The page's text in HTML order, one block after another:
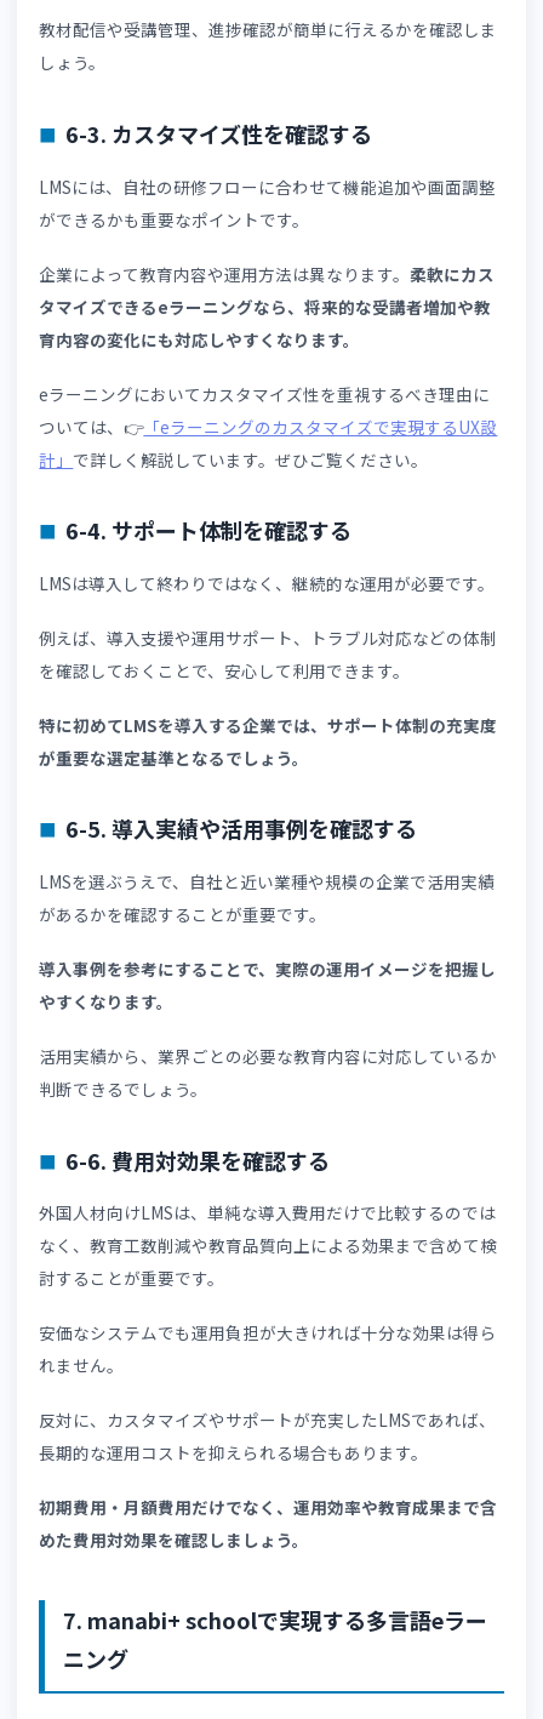
そのため、スマートフォンからでも快適に受講できる環境
例えば、文字の読みやすさや読み込み速度、片手での操作
や縦スクロール設計など、スマートフォンに最適化したUX
設計できるLMSを選びましょう。
UXの質は学習意欲に直結するため、継続率の向上も期待
ます。
6. 外国人材向けLMSの選び方
けで判断するのではなく、自社の教育課題や運用体制に適
認しておきたい選定ポイントを紹介します。
6-1. 対応言語数だけで判断しない
LMSを選ぶにあたって、教材の翻訳品質や字幕対応の有無
管理画面の使いやすさなども確認する必要があります。
対応言語が多いことは重要ですが、それだけで教育効果が
受講者が実際に理解しやすい環境かどうかを重視しましょ
う。
LMSは受講者だけでなく、教育担当者が継続的に運用する
ない可能性があり、注意が必要です。
教材配信や受講管理、進捗確認が簡単に行えるかを確認し
しょう。
6-3. カスタマイズ性を確認する
LMSには、自社の研修フローに合わせて機能追加や画面調
ができるかも重要なポイントです。
タマイズできるeラーニングなら、将来的な受講者増加や
育内容の変化にも対応しやすくなります。
eラーニングにおいてカスタマイズ性を重視するべき理由